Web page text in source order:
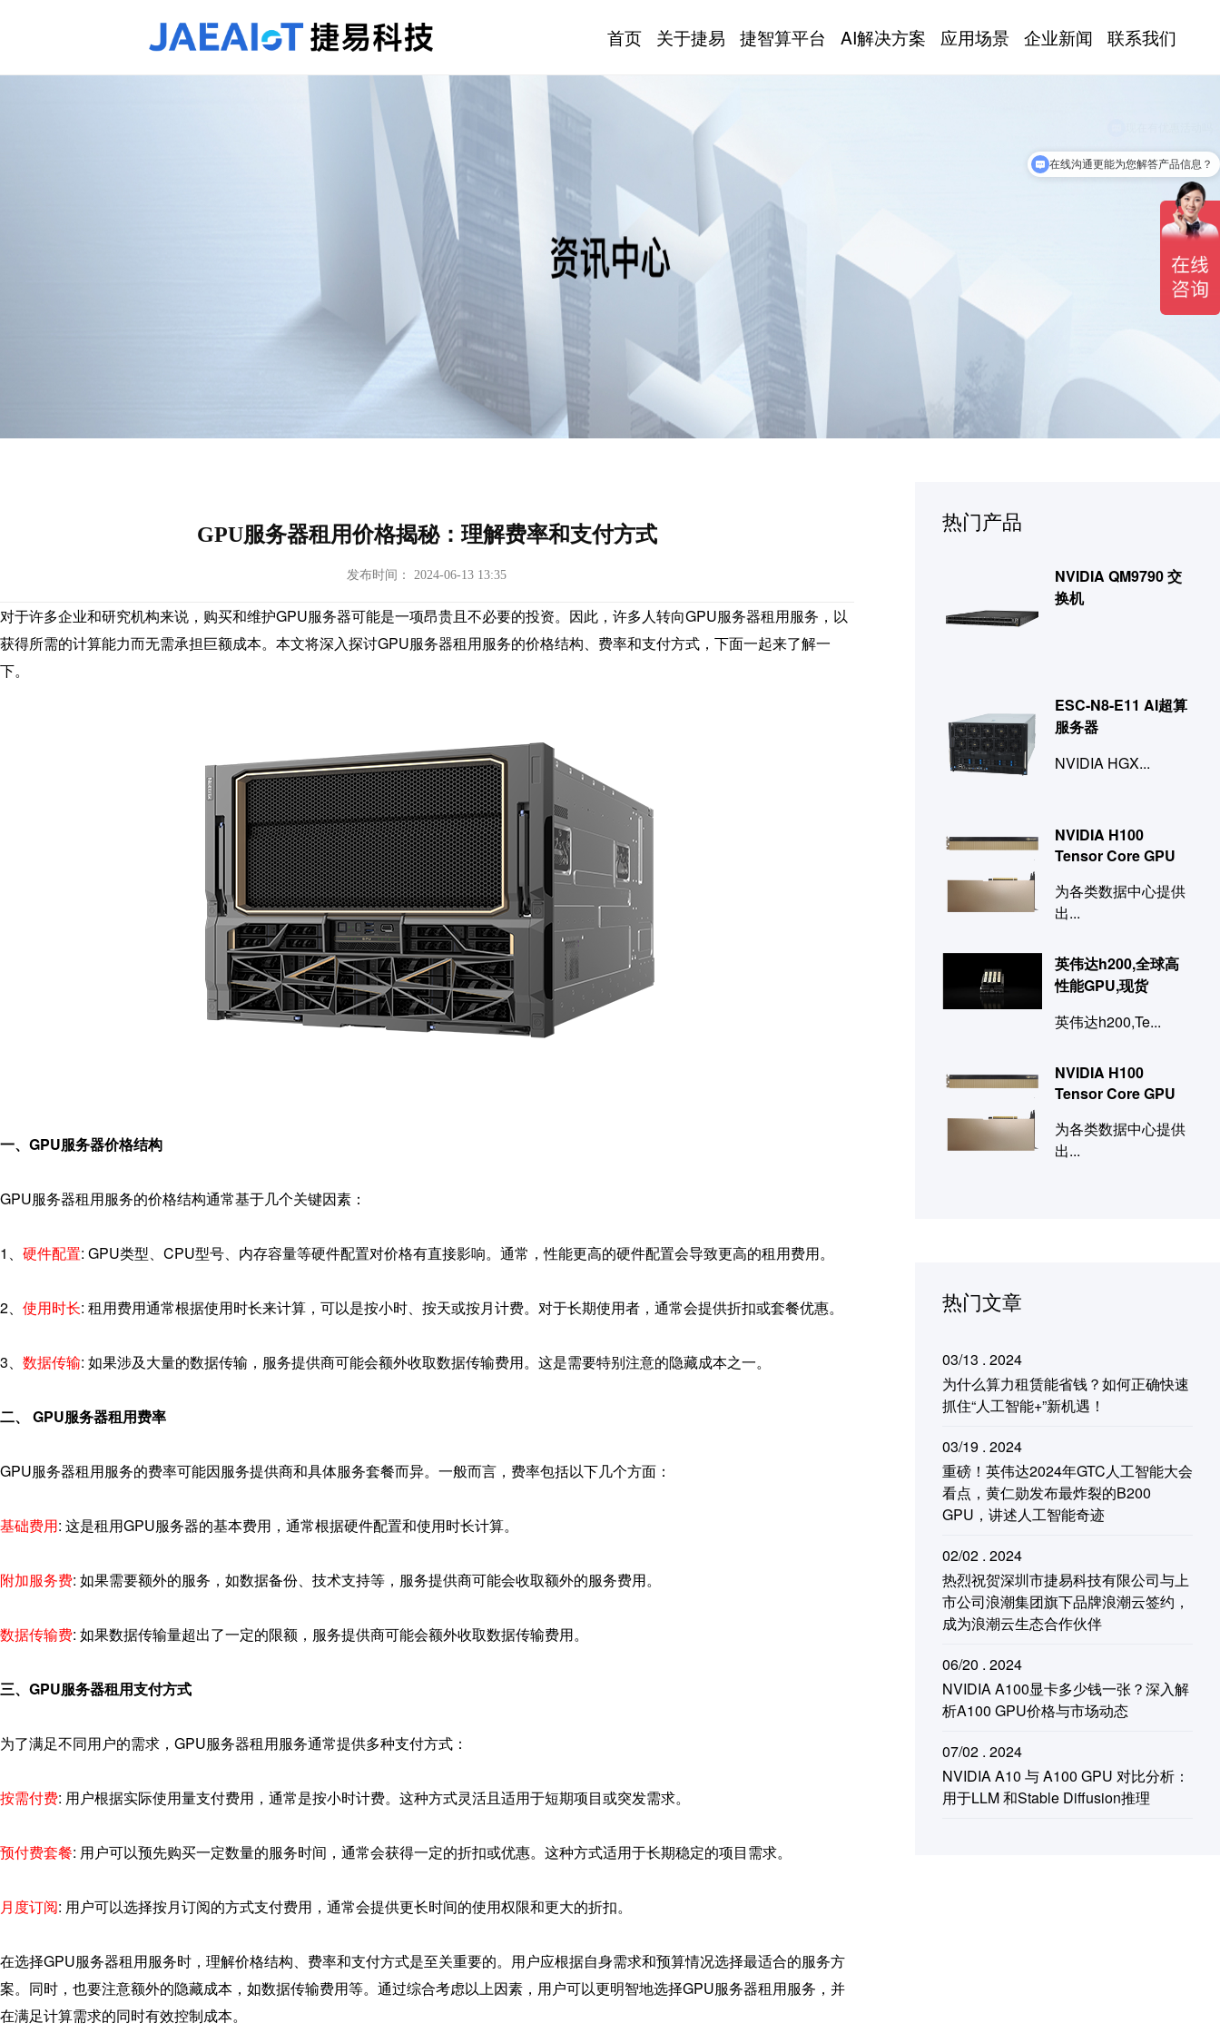
首页 关于捷易 捷智算平台 AI解决方案 应用场景 企业新闻 联系我们
GPU服务器租用价格揭秘：理解费率和支付方式
发布时间： 2024-06-13 13:35
对于许多企业和研究机构来说，购买和维护GPU服务器可能是一项昂贵且不必要的投资。因此，许多人转向GPU服务器租用服务，以
获得所需的计算能力而无需承担巨额成本。本文将深入探讨GPU服务器租用服务的价格结构、费率和支付方式，下面一起来了解一
下。
一、GPU服务器价格结构
GPU服务器租用服务的价格结构通常基于几个关键因素：
1、 硬件配置: GPU类型、CPU型号、内存容量等硬件配置对价格有直接影响。通常，性能更高的硬件配置会导致更高的租用费用。
2、 使用时长: 租用费用通常根据使用时长来计算，可以是按小时、按天或按月计费。对于长期使用者，通常会提供折扣或套餐优惠。
3、 数据传输: 如果涉及大量的数据传输，服务提供商可能会额外收取数据传输费用。这是需要特别注意的隐藏成本之一。
二、 GPU服务器租用费率
GPU服务器租用服务的费率可能因服务提供商和具体服务套餐而异。一般而言，费率包括以下几个方面：
基础费用: 这是租用GPU服务器的基本费用，通常根据硬件配置和使用时长计算。
附加服务费: 如果需要额外的服务，如数据备份、技术支持等，服务提供商可能会收取额外的服务费用。
数据传输费: 如果数据传输量超出了一定的限额，服务提供商可能会额外收取数据传输费用。
三、GPU服务器租用支付方式
为了满足不同用户的需求，GPU服务器租用服务通常提供多种支付方式：
按需付费: 用户根据实际使用量支付费用，通常是按小时计费。这种方式灵活且适用于短期项目或突发需求。
预付费套餐: 用户可以预先购买一定数量的服务时间，通常会获得一定的折扣或优惠。这种方式适用于长期稳定的项目需求。
月度订阅: 用户可以选择按月订阅的方式支付费用，通常会提供更长时间的使用权限和更大的折扣。
在选择GPU服务器租用服务时，理解价格结构、费率和支付方式是至关重要的。用户应根据自身需求和预算情况选择最适合的服务方
案。同时，也要注意额外的隐藏成本，如数据传输费用等。通过综合考虑以上因素，用户可以更明智地选择GPU服务器租用服务，并
在满足计算需求的同时有效控制成本。
热门产品
NVIDIA QM9790 交
换机
ESC-N8-E11 AI超算
服务器
NVIDIA HGX...
NVIDIA H100
Tensor Core GPU
为各类数据中心提供
出...
英伟达h200,全球高
性能GPU,现货
英伟达h200,Te...
NVIDIA H100
Tensor Core GPU
为各类数据中心提供
出...
热门文章
03/13 . 2024
为什么算力租赁能省钱？如何正确快速
抓住“人工智能+”新机遇！
03/19 . 2024
重磅！英伟达2024年GTC人工智能大会
看点，黄仁勋发布最炸裂的B200
GPU，讲述人工智能奇迹
02/02 . 2024
热烈祝贺深圳市捷易科技有限公司与上
市公司浪潮集团旗下品牌浪潮云签约，
成为浪潮云生态合作伙伴
06/20 . 2024
NVIDIA A100显卡多少钱一张？深入解
析A100 GPU价格与市场动态
07/02 . 2024
NVIDIA A10 与 A100 GPU 对比分析：
用于LLM 和Stable Diffusion推理
在线沟通更能为您解答产品信息？